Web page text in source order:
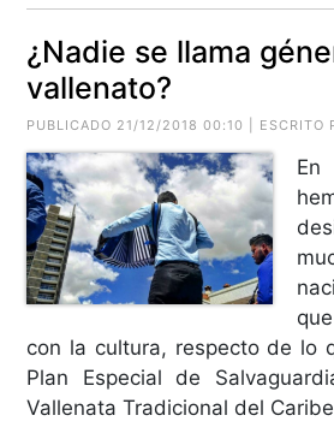
¿Nadie se llama
vallenato?
PUBLICADO 21/12/2018 00:10 | ESCRITO
con la cultura, respecto de lo
Plan Especial de
Vallenata Tradicional del